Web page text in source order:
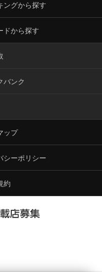
ングから探す
ドから探す
バンク
ップ
シーポリシー
約